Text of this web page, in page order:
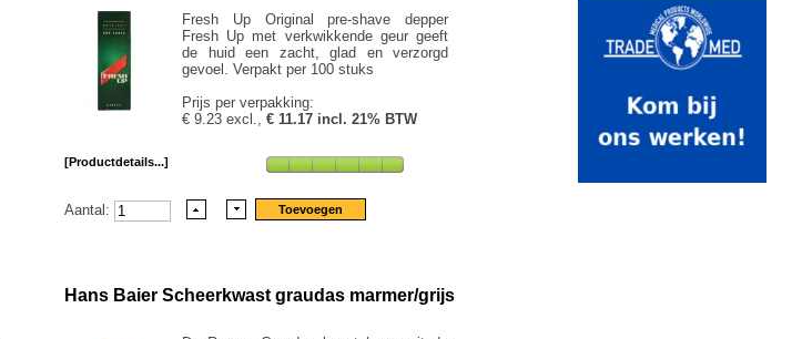
Fresh Up Original pre-shave depper
Fresh Up met verkwikkende geur geeft
de huid een zacht, glad en verzorgd
gevoel. Verpakt per 100 stuks
Prijs per verpakking:
€ 9.23 excl., € 11.17 incl. 21% BTW
[Productdetails...]
Aantal:
Hans Baier Scheerkwast graudas marmer/grijs